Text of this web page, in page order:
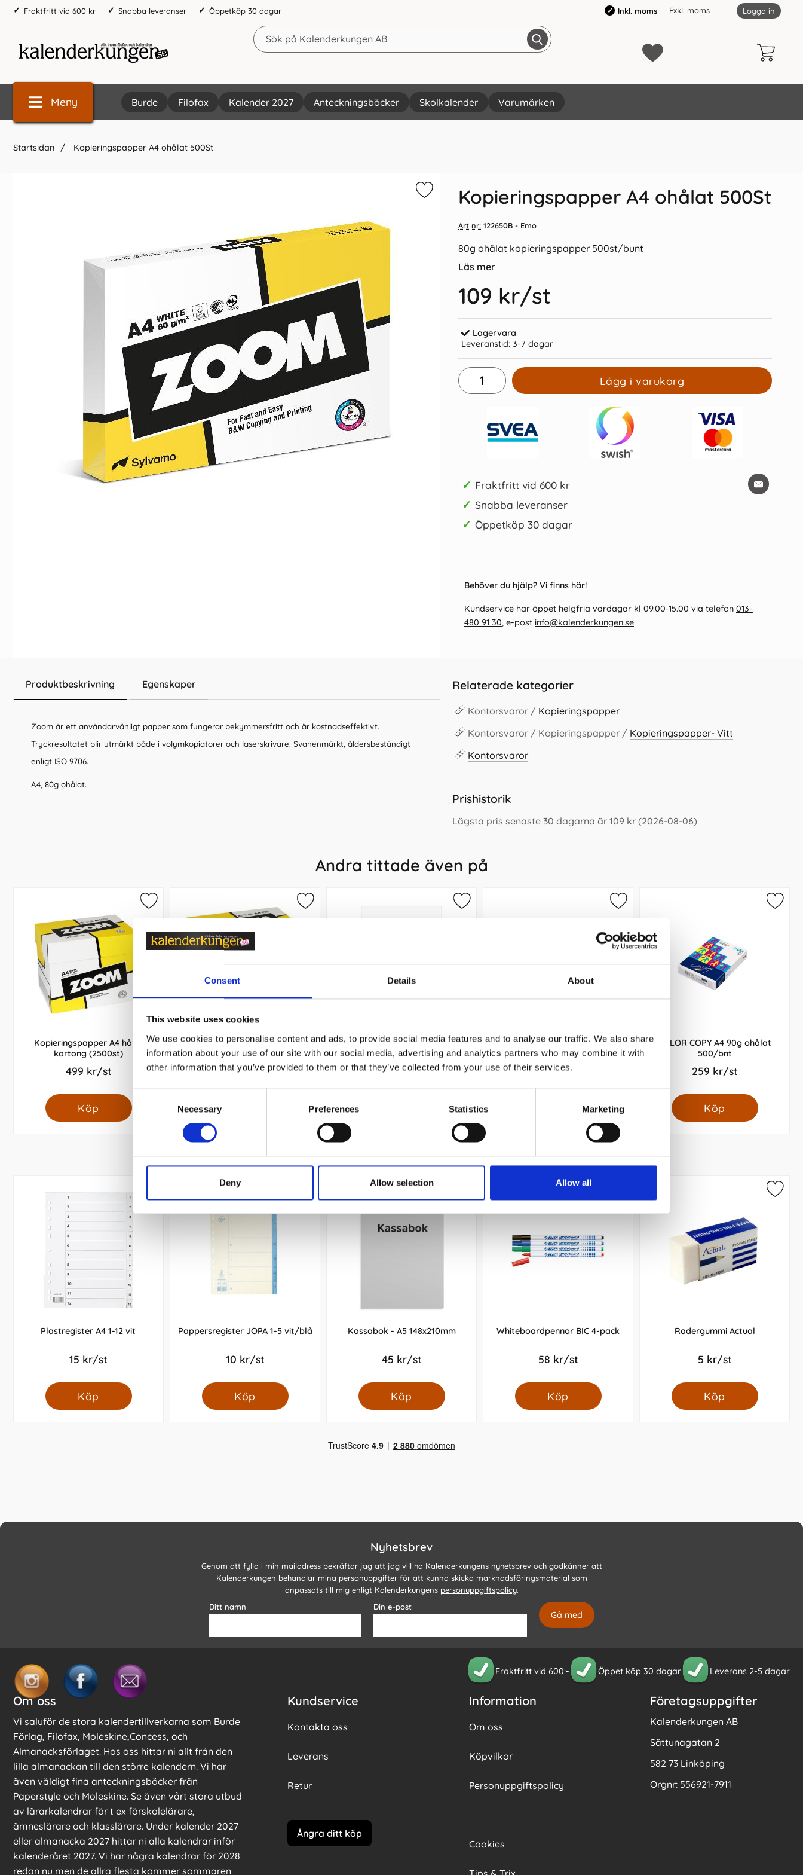
Consent Details About
This website uses cookies
We use cookies to personalise content and ads, to provide social media features and to analyse our traffic. We also share
information about your use of our site with our social media, advertising and analytics partners who may combine it with
other information that you’ve provided to them or that they’ve collected from your use of their services.
Necessary Preferences Statistics Marketing
Deny Allow selection Allow all
Fraktfritt vid 600 kr Snabba leveranser Öppetköp 30 dagar Inkl. moms Exkl. moms Logga in
Meny Burde Filofax Kalender 2027 Anteckningsböcker Skolkalender Varumärken
Startsidan Kopieringspapper A4 ohålat 500St
Vi rekommenderar
Indexflikar och Frixion clicker svart Gaffelpärm A4 40mm gul
Köp
Kollegieblock 90g linjerat Plastregister A4 1-15 vit
15 kr/st
Kopieringspapper A4 hålat 500St
109 kr/st
Köp
Kopieringspapper A4 ohålat 500St
Art nr: 122650B - Emo
80g ohålat kopieringspapper 500st/bunt
Läs mer
109 kr/st
Lagervara
Leveranstid: 3-7 dagar
Lägg i varukorg
✓ Fraktfritt vid 600 kr
✓ Snabba leveranser
✓ Öppetköp 30 dagar
Behöver du hjälp? Vi finns här!
Kundservice har öppet helgfria vardagar kl 09.00-15.00 via telefon 013-
480 91 30, e-post info@kalenderkungen.se
Produktbeskrivning Egenskaper
Zoom är ett användarvänligt papper som fungerar bekymmersfritt och är kostnadseffektivt.
Tryckresultatet blir utmärkt både i volymkopiatorer och laserskrivare. Svanenmärkt, åldersbeständigt
enligt ISO 9706.
A4, 80g ohålat.
Relaterade kategorier
Kontorsvaror / Kopieringspapper
Kontorsvaror / Kopieringspapper / Kopieringspapper- Vitt
Kontorsvaror
Prishistorik
Lägsta pris senaste 30 dagarna är 109 kr (2026-08-06)
Andra tittade även på
Kopieringspapper A4 hålat
kartong (2500st)
499 kr/st
Köp
Kopieringspapper A4 ohålat
kartong (2500st)
459 kr/st
Papper A4 130g 50ark, Vit 645000
85 kr/st
COLOR COPY A4 160g ohålat
250/bnt
229 kr/st
COLOR COPY A4 90g ohålat
500/bnt
259 kr/st
Köp
Andra köpte även
Plastregister A4 1-12 vit
15 kr/st
Köp
Pappersregister JOPA 1-5 vit/blå
10 kr/st
Köp
Kassabok - A5 148x210mm
45 kr/st
Köp
Whiteboardpennor BIC 4-pack
58 kr/st
Köp
Radergummi Actual
5 kr/st
Köp
Nyhetsbrev
Genom att fylla i min mailadress bekräftar jag att jag vill ha Kalenderkungens nyhetsbrev och godkänner att
Kalenderkungen behandlar mina personuppgifter för att kunna skicka marknadsföringsmaterial som
anpassats till mig enligt Kalenderkungens personuppgiftspolicy.
Ditt namn
Din e-post
Fraktfritt vid 600:- Öppet köp 30 dagar Leverans 2-5 dagar
Om oss
Vi saluför de stora kalendertillverkarna som Burde
Förlag, Filofax, Moleskine,Concess, och
Almanacksförlaget. Hos oss hittar ni allt från den
lilla almanackan till den större kalendern. Vi har
även väldigt fina anteckningsböcker från
Paperstyle och Moleskine. Se även vårt stora utbud
av lärarkalendrar för t ex förskolelärare,
ämneslärare och klasslärare. Under kalender 2027
eller almanacka 2027 hittar ni alla kalendrar inför
kalenderåret 2027. Vi har några kalendrar för 2028
redan nu men de allra flesta kommer sommaren
Kundservice
Kontakta oss
Leverans
Retur
Ångra ditt köp
Information
Om oss
Köpvilkor
Personuppgiftspolicy
Cookies
Företagsuppgifter
Kalenderkungen AB
Sättunagatan 2
582 73 Linköping
Orgnr: 556921-7911